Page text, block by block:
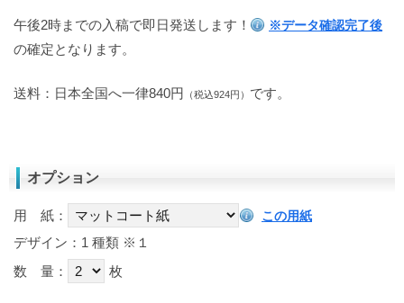
午後2時までの入稿で即日発送します！ ※データ確認完了後
の確定となります。
送料：日本全国へ一律840円 （税込924円） です。
オプション
用 紙： この用紙
デザイン：1 種類 ※１
数 量：
枚